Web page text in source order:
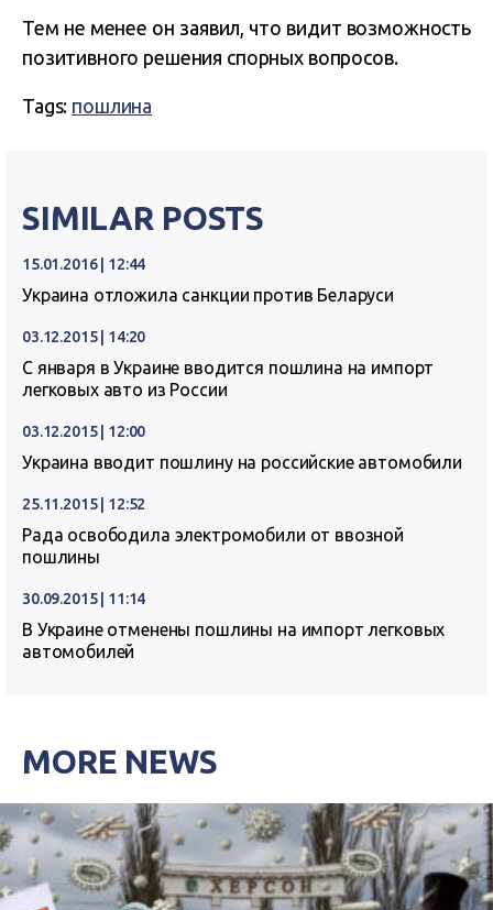
Тем не менее он заявил, что видит возможность
позитивного решения спорных вопросов.
Tags: пошлина
SIMILAR POSTS
15.01.2016 | 12:44
Украина отложила санкции против Беларуси
03.12.2015 | 14:20
C января в Украине вводится пошлина на импорт
легковых авто из России
03.12.2015 | 12:00
Украина вводит пошлину на российские автомобили
25.11.2015 | 12:52
Рада освободила электромобили от ввозной
пошлины
30.09.2015 | 11:14
В Украине отменены пошлины на импорт легковых
автомобилей
MORE NEWS